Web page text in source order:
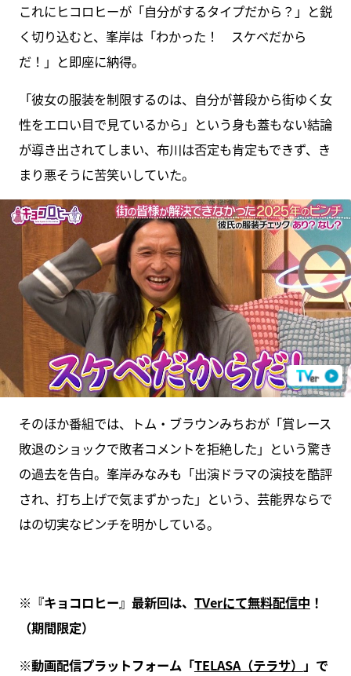
これにヒコロヒーが「自分がするタイプだから？」と鋭
く切り込むと、峯岸は「わかった！ スケベだから
だ！」と即座に納得。
「彼女の服装を制限するのは、自分が普段から街ゆく女
性をエロい目で見ているから」という身も蓋もない結論
が導き出されてしまい、布川は否定も肯定もできず、き
まり悪そうに苦笑いしていた。
そのほか番組では、トム・ブラウンみちおが「賞レース
敗退のショックで敗者コメントを拒絶した」という驚き
の過去を告白。峯岸みなみも「出演ドラマの演技を酷評
され、打ち上げで気まずかった」という、芸能界ならで
はの切実なピンチを明かしている。
※『キョコロヒー』最新回は、 TVerにて無料配信中 ！
（期間限定）
※動画配信プラットフォーム「TELASA（テラサ） 」で